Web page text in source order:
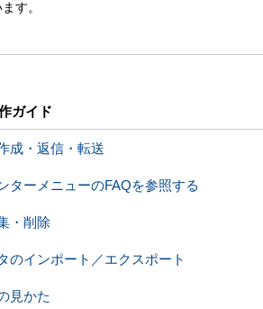
す。
ガイド
成・返信・転送
ターメニューのFAQを参照する
・削除
のインポート／エクスポート
見かた